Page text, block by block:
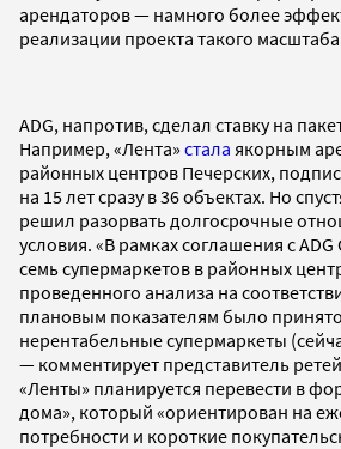
арендаторов — намного более
реализации проекта такого
ADG, напротив, сделал ставку на
Например, «Лента» стала якорным
районных центров Печерских,
на 15 лет сразу в 36 объектах. Но
решил разорвать долгосрочные
условия. «В рамках соглашения с
семь супермаркетов в районных
проведенного анализа на
плановым показателям было
нерентабельные супермаркеты
— комментирует представитель
«Ленты» планируется перевести в
дома», который «ориентирован на
потребности и короткие